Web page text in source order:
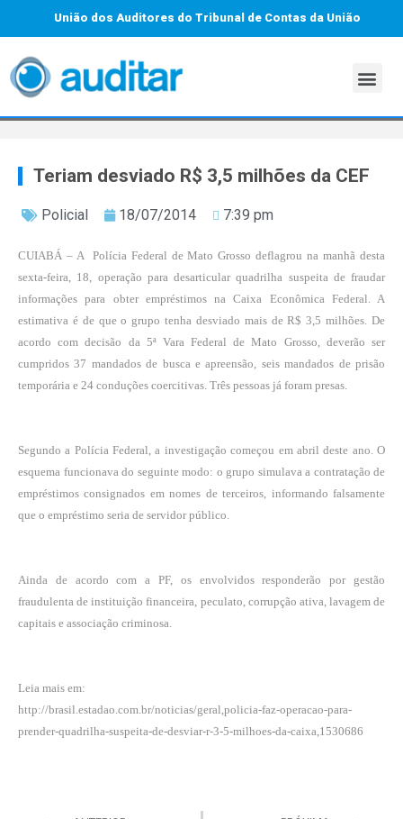
União dos Auditores do Tribunal de Contas da União
Teriam desviado R$ 3,5 milhões da CEF
Policial 18/07/2014 7:39 pm
CUIABÁ – A Polícia Federal de Mato Grosso deflagrou na manhã desta
sexta-feira, 18, operação para desarticular quadrilha suspeita de fraudar
informações para obter empréstimos na Caixa Econômica Federal. A
estimativa é de que o grupo tenha desviado mais de R$ 3,5 milhões. De
acordo com decisão da 5ª Vara Federal de Mato Grosso, deverão ser
cumpridos 37 mandados de busca e apreensão, seis mandados de prisão
temporária e 24 conduções coercitivas. Três pessoas já foram presas.
Segundo a Polícia Federal, a investigação começou em abril deste ano. O
esquema funcionava do seguinte modo: o grupo simulava a contratação de
empréstimos consignados em nomes de terceiros, informando falsamente
que o empréstimo seria de servidor público.
Ainda de acordo com a PF, os envolvidos responderão por gestão
fraudulenta de instituição financeira, peculato, corrupção ativa, lavagem de
capitais e associação criminosa.
Leia mais em:
http://brasil.estadao.com.br/noticias/geral,policia-faz-operacao-para-
prender-quadrilha-suspeita-de-desviar-r-3-5-milhoes-da-caixa,1530686